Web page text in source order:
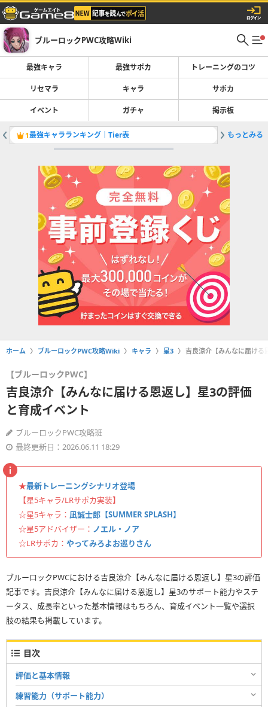
ブルーロックPWC攻略Wiki
最強キャラ 最強サポカ トレーニングのコツ
リセマラ キャラ サポカ
イベント ガチャ 掲示板
1最強キャラランキング｜Tier表 2スキル
もっとみる
ホーム ブルーロックPWC攻略Wiki キャラ 星3 吉良涼介【みんなに届ける
【ブルーロックPWC】
吉良涼介【みんなに届ける恩返し】星3の評価
と育成イベント
ブルーロックPWC攻略班
最終更新日：2026.06.11 18:29
★最新トレーニングシナリオ登場
【星5キャラ/LRサポカ実装】
☆星5キャラ： 凪誠士郎【SUMMER SPLASH】
☆星5アドバイザー： ノエル・ノア
☆LRサポカ： やってみろよお巡りさん
ブルーロックPWCにおける吉良涼介【みんなに届ける恩返し】星3の評価
記事です。吉良涼介【みんなに届ける恩返し】星3のサポート能力やステ
ータス、成長率といった基本情報はもちろん、育成イベント一覧や選択
肢の結果も掲載しています。
目次
評価と基本情報
練習能力（サポート能力）